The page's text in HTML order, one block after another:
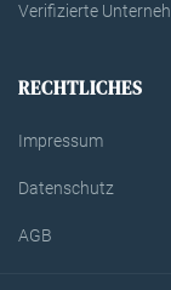
Verifizierte
RECHTLICHES
Impressum
Datenschutz
AGB